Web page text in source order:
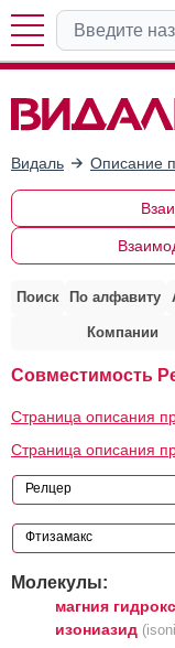
Видаль Описание
Поиск По алфавиту
Компании
Совместимость
Страница описания
Страница описания
Молекулы:
магния
изониазид